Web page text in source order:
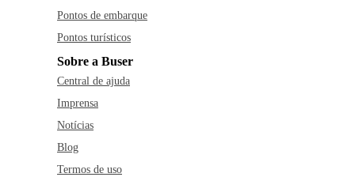
Pontos de embarque
Pontos turísticos
Sobre a Buser
Central de ajuda
Imprensa
Notícias
Blog
Termos de uso